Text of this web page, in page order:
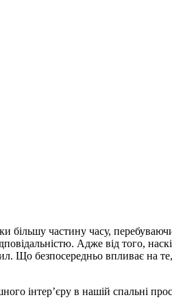
більшу частину часу,
Адже від того,
Що безпосередньо впливає на
інтер’єру в нашій спальні